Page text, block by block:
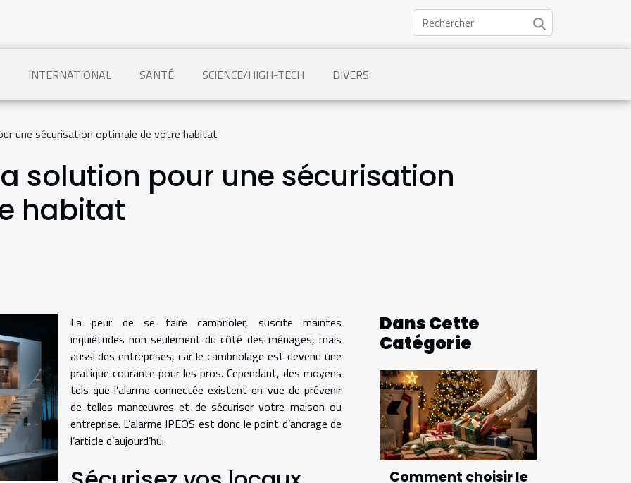
INTERNATIONAL SANTÉ SCIENCE/HIGH-TECH DIVERS
une sécurisation optimale de votre habitat
la solution pour une sécurisation
habitat
La peur de se faire cambrioler, suscite maintes
inquiétudes non seulement du côté des ménages, mais
aussi des entreprises, car le cambriolage est devenu une
pratique courante pour les pros. Cependant, des moyens
tels que l’alarme connectée existent en vue de prévenir
de telles manœuvres et de sécuriser votre maison ou
entreprise. L’alarme IPEOS est donc le point d’ancrage de
l’article d’aujourd’hui.
Dans Cette
Catégorie
Comment choisir le